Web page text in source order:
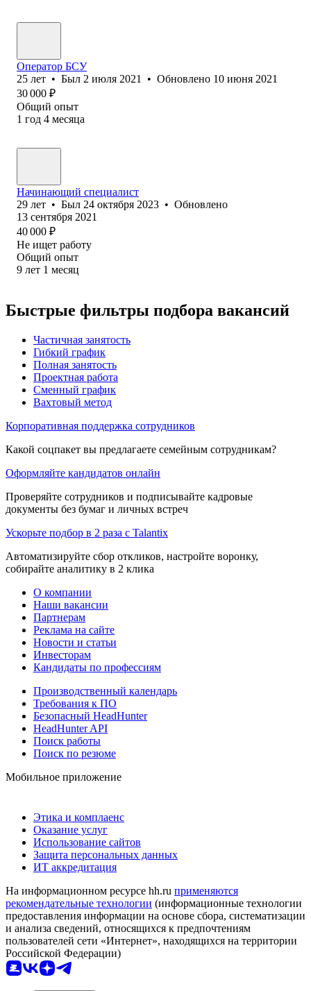
Оператор БСУ
25 лет • Был 2 июля 2021 • Обновлено 10 июня 2021
30 000 ₽
Общий опыт
1 год 4 месяца
Начинающий специалист
29 лет • Был 24 октября 2023 • Обновлено
13 сентября 2021
40 000 ₽
Не ищет работу
Общий опыт
9 лет 1 месяц
Быстрые фильтры подбора вакансий
Частичная занятость
Гибкий график
Полная занятость
Проектная работа
Сменный график
Вахтовый метод
Корпоративная поддержка сотрудников
Какой соцпакет вы предлагаете семейным сотрудникам?
Оформляйте кандидатов онлайн
Проверяйте сотрудников и подписывайте кадровые
документы без бумаг и личных встреч
Ускорьте подбор в 2 раза с Talantix
Автоматизируйте сбор откликов, настройте воронку,
собирайте аналитику в 2 клика
О компании
Наши вакансии
Партнерам
Реклама на сайте
Новости и статьи
Инвесторам
Кандидаты по профессиям
Производственный календарь
Требования к ПО
Безопасный HeadHunter
HeadHunter API
Поиск работы
Поиск по резюме
Мобильное приложение
Этика и комплаенс
Оказание услуг
Использование сайтов
Защита персональных данных
ИТ аккредитация
На информационном ресурсе hh.ru применяются
рекомендательные технологии (информационные технологии
предоставления информации на основе сбора, систематизации
и анализа сведений, относящихся к предпочтениям
пользователей сети «Интернет», находящихся на территории
Российской Федерации)